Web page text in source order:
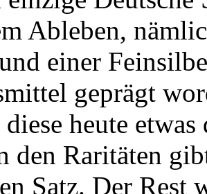
Ableben,
einer
geprägt
heute
den Raritäten
Satz. Der Rest